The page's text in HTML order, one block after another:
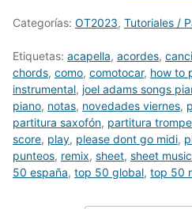
Categorías: OT2023, Tutoriales /
Etiquetas: acapella, acordes,
chords, como, comotocar, how to
instrumental, joel adams songs
piano, notas, novedades viernes,
partitura saxofón, partitura
score, play, please dont go midi,
punteos, remix, sheet, sheet music
50 españa, top 50 global, top 50